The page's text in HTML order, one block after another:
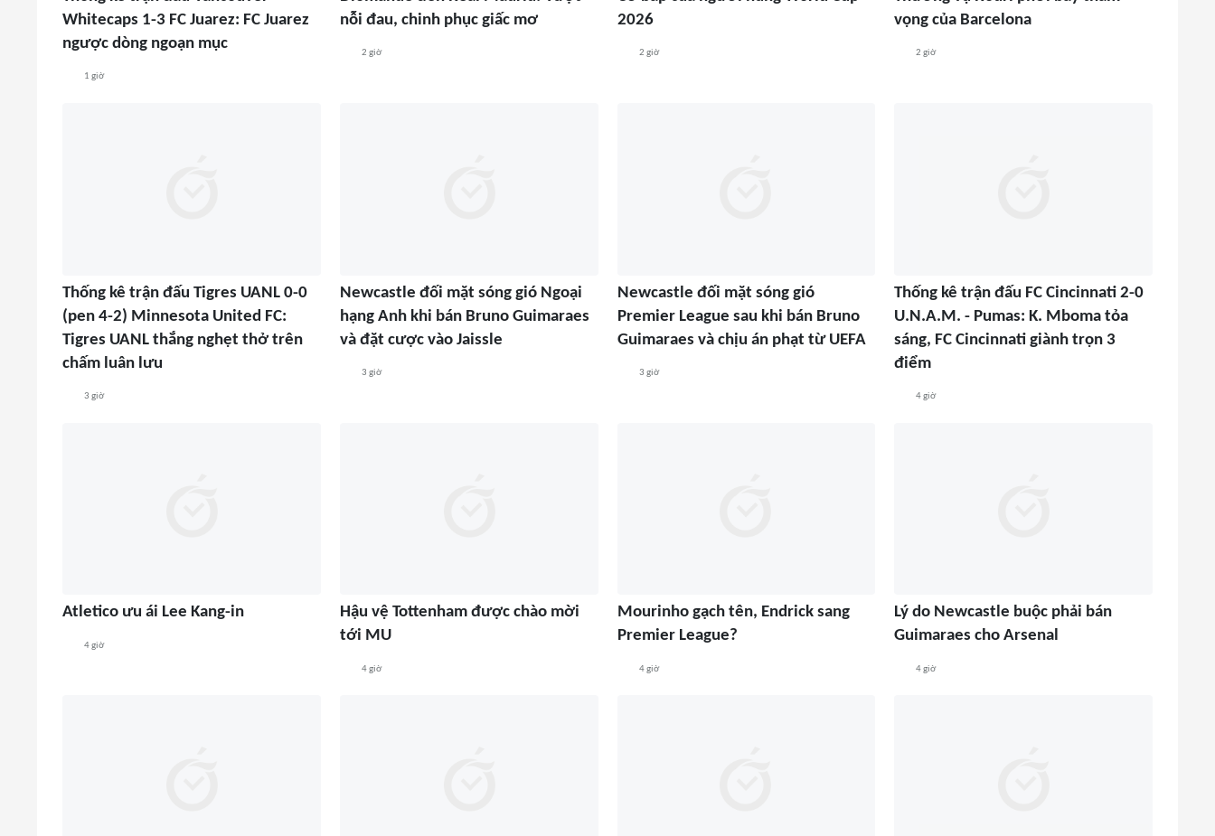
Whitecaps 1-3 FC Juarez: FC Juarez
ngược dòng ngoạn mục
1 giờ
nỗi đau, chinh phục giấc mơ
2 giờ
2026
2 giờ
vọng của Barcelona
2 giờ
Thống kê trận đấu Tigres UANL 0-0
(pen 4-2) Minnesota United FC:
Tigres UANL thắng nghẹt thở trên
chấm luân lưu
3 giờ
Newcastle đối mặt sóng gió Ngoại
hạng Anh khi bán Bruno Guimaraes
và đặt cược vào Jaissle
3 giờ
Newcastle đối mặt sóng gió
Premier League sau khi bán Bruno
Guimaraes và chịu án phạt từ UEFA
3 giờ
Thống kê trận đấu FC Cincinnati 2-0
U.N.A.M. - Pumas: K. Mboma tỏa
sáng, FC Cincinnati giành trọn 3
điểm
4 giờ
Atletico ưu ái Lee Kang-in
4 giờ
Hậu vệ Tottenham được chào mời
tới MU
4 giờ
Mourinho gạch tên, Endrick sang
Premier League?
4 giờ
Lý do Newcastle buộc phải bán
Guimaraes cho Arsenal
4 giờ